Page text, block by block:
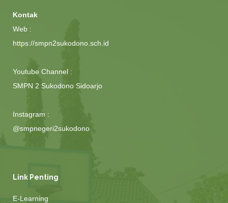
Kontak
Web :
https://smpn2sukodono.sch.id
Youtube Channel :
SMPN 2 Sukodono Sidoarjo
Instagram :
@smpnegeri2sukodono
Link Penting
E-Learning